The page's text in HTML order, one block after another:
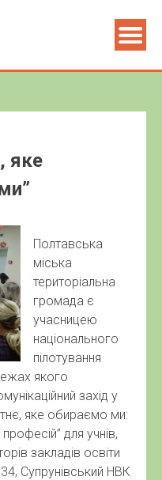
яке
Полтавська
міська
територіальна
громада є
учасницею
національного
пілотування
якого
захід у
яке обираємо ми:
для учнів,
закладів освіти
Супрунівський НВК